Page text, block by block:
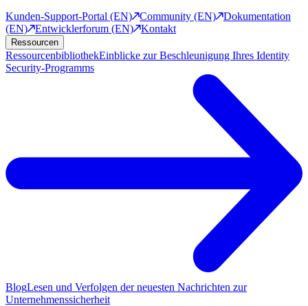
Kunden-Support-Portal (EN)
Community (EN)
Dokumentation
(EN)
Entwicklerforum (EN) Kontakt
Ressourcen
RessourcenbibliothekEinblicke zur Beschleunigung Ihres Identity
Security-Programms
BlogLesen und Verfolgen der neuesten Nachrichten zur
Unternehmenssicherheit